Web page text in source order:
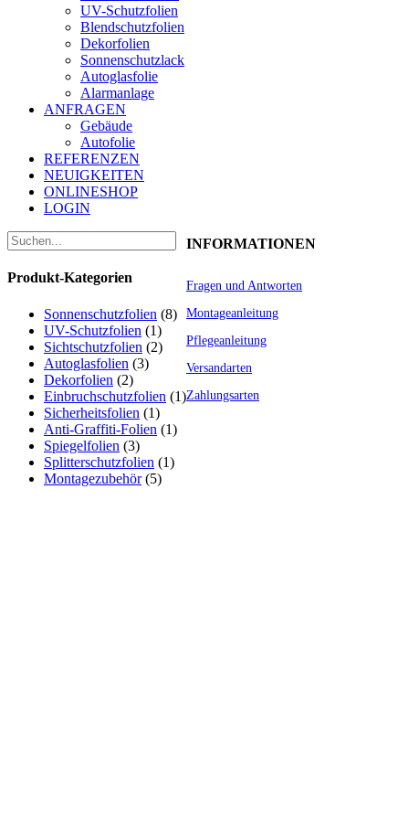
UV-Schutzfolien
Blendschutzfolien
Dekorfolien
Sonnenschutzlack
Autoglasfolie
Alarmanlage
ANFRAGEN
Gebäude
Autofolie
REFERENZEN
NEUIGKEITEN
ONLINESHOP
LOGIN
Produkt-Kategorien
Sonnenschutzfolien (8)
UV-Schutzfolien (1)
Sichtschutzfolien (2)
Autoglasfolien (3)
Dekorfolien (2)
Einbruchschutzfolien (1)
Sicherheitsfolien (1)
Anti-Graffiti-Folien (1)
Spiegelfolien (3)
Splitterschutzfolien (1)
Montagezubehör (5)
INFORMATIONEN
Fragen und Antworten
Montageanleitung
Pflegeanleitung
Versandarten
Zahlungsarten